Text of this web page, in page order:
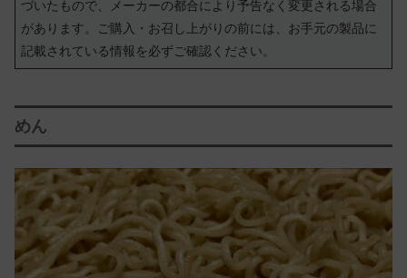
づいたもので、メーカーの都合により予告なく変更される場合
があります。ご購入・お召し上がりの前には、お手元の製品に
記載されている情報を必ずご確認ください。
めん